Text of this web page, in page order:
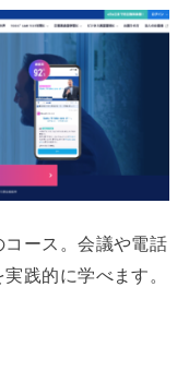
ース。会議や電話
践的に学べます。